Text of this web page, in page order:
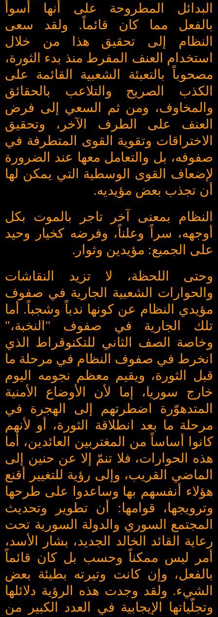
البدائل المطروحة على أنها أسوأ
بالفعل مما كان قائماً. ولقد سعى
النظام إلى تحقيق هذا من خلال
استخدام العنف المفرط منذ بدء الثورة،
مصحوباً بالتعبئة الشعبية القائمة على
الكذب الصريح والتلاعب بالحقائق
والمخاوف، ومن ثم السعي إلى فرض
العنف على الطرف الآخر، وتحقيق
الاختراقات وتقوية القوى المتطرفة في
صفوفه، بل والتعامل معها عند الضرورة
لإضعاف القوى الوسطية التي يمكن لها
أن تجذب بعض مؤيديه.
النظام بمعنى آخر تاجر بالموت بكل
أوجهه، سراً وعلناً، وفرضه كخيار وحيد
على الجميع: مؤيدين وثوار.
وحتى اللحظة، لا تزيد النقاشات
والحوارات الشعبية الجارية في صفوف
مؤيدي النظام عن كونها ندباً وشجباً. أما
تلك الجارية في صفوف "النخبة،"
وخاصة الصف الثاني للتكنوقراط الذي
انخرط في صفوف النظام في مرحلة ما
قبل الثورة، ويقيم معظم نجومه اليوم
خارج سوريا، إما لأن الأوضاع الأمنية
المتدهوّرة اضطرتهم إلى الهجرة في
مرحلة ما بعد انطلاقة الثورة، أو لأنهم
كانوا أساساً من المغتربين العائدين، أما
هذه الحوارات، فلا تنمّ إلا عن حنين إلى
الماضي القريب، وإلى رؤية للتغيير أقنع
هؤلاء أنفسهم بها وساعدوا على طرحها
وترويجها، قوامها: أن تطوير وتحديث
المجتمع السوري والدولة السورية تحت
رعاية القائد الخالد الجديد، بشار الأسد،
أمر ليس ممكناً وحسب بل كان قائماً
بالفعل، وإن كانت وتيرته بطيئة بعض
الشيء. ولقد وجدت هذه الرؤية دلائلها
وتجلّياتها الإيجابية في العدد الكبير من